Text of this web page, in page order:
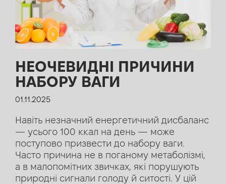
НЕОЧЕВИДНІ ПРИЧИНИ
НАБОРУ ВАГИ
01.11.2025
Навіть незначний енергетичний дисбаланс
— усього 100 ккал на день — може
поступово призвести до набору ваги.
Часто причина не в поганому метаболізмі,
а в малопомітних звичках, які порушують
природні сигнали голоду й ситості. У цій